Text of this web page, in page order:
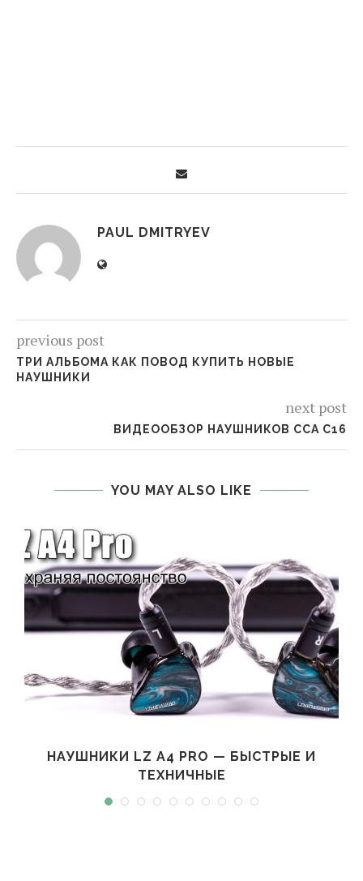
PAUL DMITRYEV
previous post
ТРИ АЛЬБОМА КАК ПОВОД КУПИТЬ НОВЫЕ
НАУШНИКИ
next post
ВИДЕООБЗОР НАУШНИКОВ CCA C16
YOU MAY ALSO LIKE
НАУШНИКИ LZ A4 PRO — БЫСТРЫЕ И
ТЕХНИЧНЫЕ